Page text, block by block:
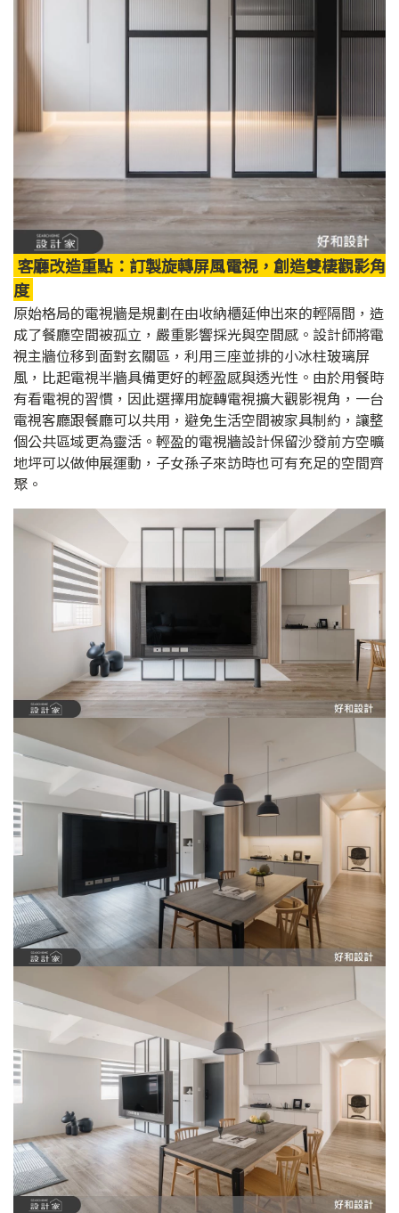
客廳改造重點：訂製旋轉屏風電視，創造雙棲觀影角
度
原始格局的電視牆是規劃在由收納櫃延伸出來的輕隔間，造
成了餐廳空間被孤立，嚴重影響採光與空間感。設計師將電
視主牆位移到面對玄關區，利用三座並排的小冰柱玻璃屏
風，比起電視半牆具備更好的輕盈感與透光性。由於用餐時
有看電視的習慣，因此選擇用旋轉電視擴大觀影視角，一台
電視客廳跟餐廳可以共用，避免生活空間被家具制約，讓整
個公共區域更為靈活。輕盈的電視牆設計保留沙發前方空曠
地坪可以做伸展運動，子女孫子來訪時也可有充足的空間齊
聚。